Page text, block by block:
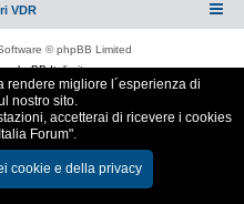
VDR
© phpBB Limited
phpBB-Italia.it
rendere migliore l´esperienza di
nostro sito.
accetterai di ricevere i cookies
Forum".
cookie e della privacy